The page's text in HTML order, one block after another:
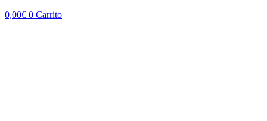
0,00€ 0 Carrito